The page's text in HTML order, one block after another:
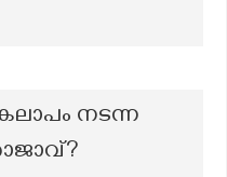
നടന്ന